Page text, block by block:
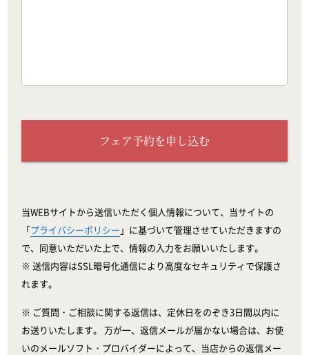
フェア予約を申し込む
当WEBサイトから送信いただく個人情報について、当サイトの
「プライバシーポリシー 」に基づいて管理させていただきますの
で、同意いただいた上で、情報の入力をお願いいたします。
※ 送信内容はSSL暗号化通信により高度なセキュリティで保護さ
れます。
※ ご質問・ご相談に関する返信は、定休日をのぞき3日間以内に
お送りいたします。 万が一、返信メールが届かない場合は、お使
いのメールソフト・プロバイダーによって、当店からの返信メー